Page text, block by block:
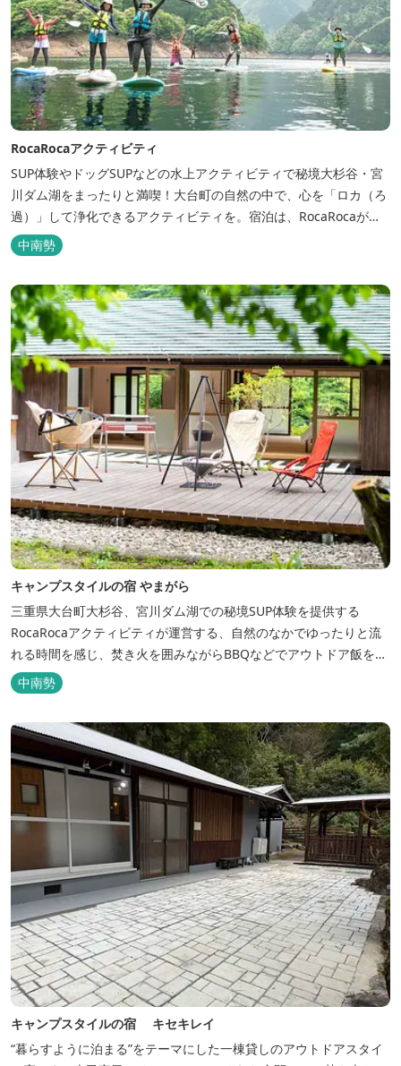
RocaRocaアクティビティ
SUP体験やドッグSUPなどの水上アクティビティで秘境大杉谷・宮
川ダム湖をまったりと満喫！大台町の自然の中で、心を「ロカ（ろ
過）」して浄化できるアクティビティを。宿泊は、RocaRocaが運
営する「キャンプスタイルの宿やまがら」へ！
中南勢
キャンプスタイルの宿 やまがら
三重県大台町大杉谷、宮川ダム湖での秘境SUP体験を提供する
RocaRocaアクティビティが運営する、自然のなかでゆったりと流
れる時間を感じ、焚き火を囲みながらBBQなどでアウトドア飯を愉
しめる宿。 ベッドルーム以外でも、満点の星空を眺めながらテント
を張って寝ることもできるキャンプスタイルでおもいおもいのひと
中南勢
キャンプスタイルの宿 キセキレイ
“暮らすように泊まる”をテーマにした一棟貸しのアウトドアスタイ